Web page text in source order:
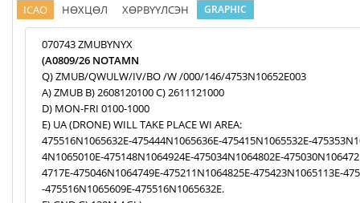
ICAO НӨХЦӨЛ ХӨРВҮҮЛСЭН GRAPHIC
070743 ZMUBYNYX
(A0809/26 NOTAMN
Q) ZMUB/QWULW/IV/BO /W /000/146/4753N10652E003
A) ZMUB B) 2608120100 C) 2611121000
D) MON-FRI 0100-1000
E) UA (DRONE) WILL TAKE PLACE WI AREA:
475516N1065632E-475444N1065636E-475415N1065532E-
4N1065010E-475148N1064924E-475034N1064802E-
4717E-475046N1064749E-475211N1064825E-475423N1065113E-
-475516N1065609E-475516N1065632E.